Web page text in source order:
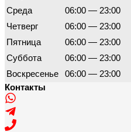
Среда
06:00 — 23:00
Четверг
06:00 — 23:00
Пятница
06:00 — 23:00
Суббота
06:00 — 23:00
Воскресенье
06:00 — 23:00
Контакты